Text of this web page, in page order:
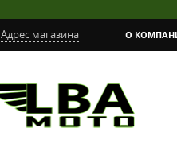
Адрес магазина О